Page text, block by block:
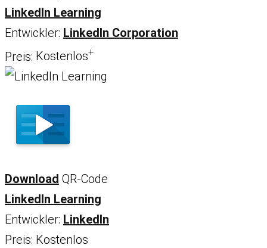
LinkedIn Learning
Entwickler: LinkedIn Corporation
Preis: Kostenlos+
Download QR-Code
LinkedIn Learning
Entwickler: LinkedIn
Preis: Kostenlos